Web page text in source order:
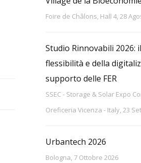
Foire de Châlons, Hall 4, 28
Studio Rinnovabili 2026:
flessibilità e della
supporto delle FER
SSEC - Storage & Solar Expo
Oreficeria Vicenza - Italy, 23
Urbantech 2026
Bologna, 7 Ottobre 2026